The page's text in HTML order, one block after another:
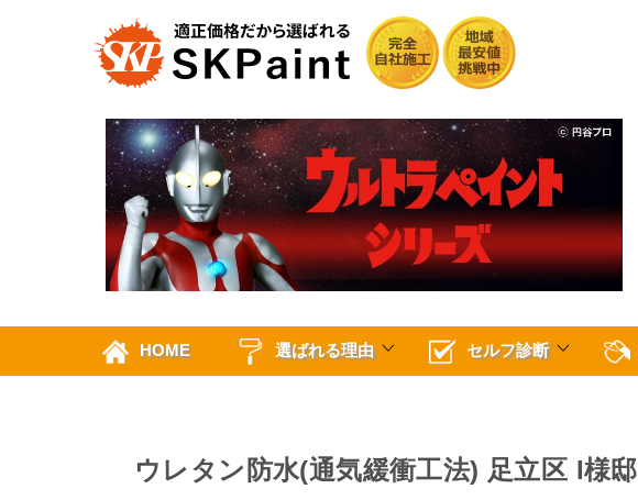
HOME 選ばれる理由 セルフ診断
ウレタン防水(通気緩衝工法) 足立区 I様邸